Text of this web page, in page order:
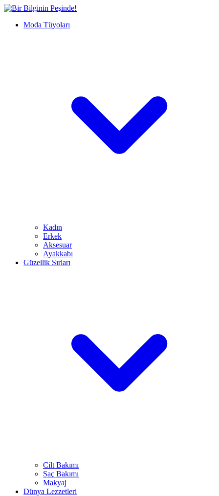
İçeriğe
Bir
Peşinde!Moda Tüyoları
Kadın
Erkek
Aksesuar
Ayakkabı
Güzellik Sırları
Cilt Bakımı
Saç Bakımı
Makyaj
Dünya Lezzetleri